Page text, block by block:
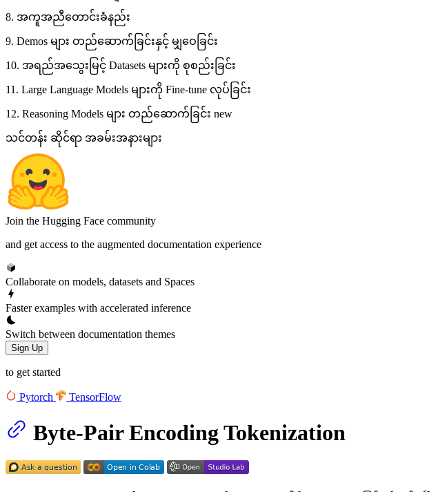
8. အကူအညီတောင်းခံနည်း
9. Demos များ တည်ဆောက်ခြင်းနှင့် မျှဝေခြင်း
10. အရည်အသွေးမြင့် Datasets များကို စုစည်းခြင်း
11. Large Language Models များကို Fine-tune လုပ်ခြင်း
12. Reasoning Models များ တည်ဆောက်ခြင်း new
သင်တန်း ဆိုင်ရာ အခမ်းအနားများ
Join the Hugging Face community
and get access to the augmented documentation experience
Collaborate on models, datasets and Spaces
Faster examples with accelerated inference
Switch between documentation themes
Sign Up
to get started
Pytorch TensorFlow
Byte-Pair Encoding Tokenization